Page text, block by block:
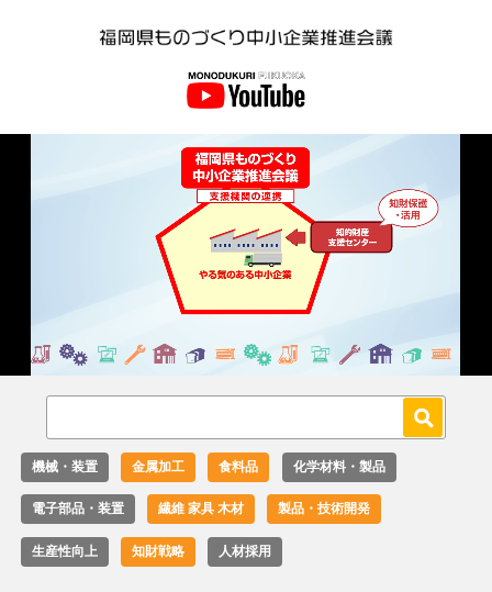
Unmute Loaded
機械・装置 金属加工 食料品 化学材料・製品
電子部品・装置 繊維 家具 木材 製品・技術開発
生産性向上 知財戦略 人材採用